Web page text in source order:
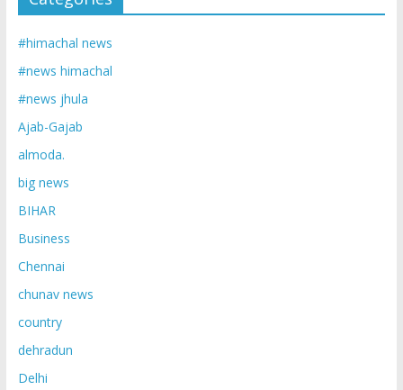
#himachal news
#news himachal
#news jhula
Ajab-Gajab
almoda.
big news
BIHAR
Business
Chennai
chunav news
country
dehradun
Delhi